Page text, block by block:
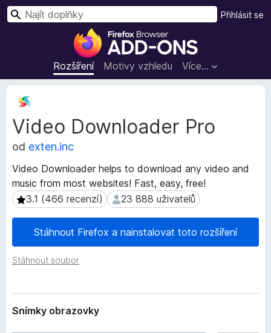
D
o
p
l
y
d
p
r
o
h
í
e
Rozšíření Motivy vzhledu Více…
Přihlásit se
H
Video Downloader Pro
od exten.inc
Video Downloader helps to download any video and
music from most websites! Fast, easy, free!
3.1 (466 recenzí)
3.1 (466 recenzí) 23 888 uživatelů
23 888 uživatelů
Stáhnout Firefox a nainstalovat toto rozšíření
Stáhnout soubor
M
t
a
d
t
a
r
o
í
ř
Snímky obrazovky